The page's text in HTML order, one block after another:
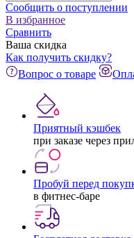
Сообщить о поступлении
В избранное
Сравнить
Ваша скидка
Как получить скидку?
Вопрос о товаре
Приятный кэшбек
при заказе через
Пробуй перед
в фитнес-баре